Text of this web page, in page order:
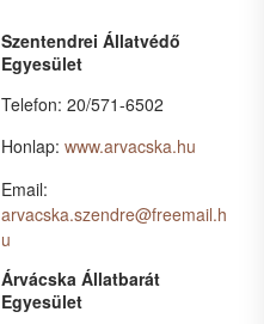
Szentendrei Állatvédő
Egyesület
Telefon: 20/571-6502
Honlap:www.arvacska.hu
Email:
arvacska.szendre@freemail.h
u
Árvácska Állatbarát
Egyesület